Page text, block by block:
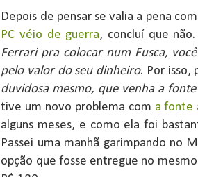
Depois de pensar se valia a pena
PC véio de guerra, concluí que
Ferrari pra colocar num Fusca,
pelo valor do seu dinheiro. Por isso,
duvidosa mesmo, que venha a
tive um novo problema com a fonte
alguns meses, e como ela foi
Passei uma manhã garimpando no
opção que fosse entregue no